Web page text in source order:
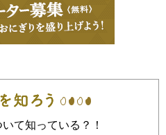
て知っている？！